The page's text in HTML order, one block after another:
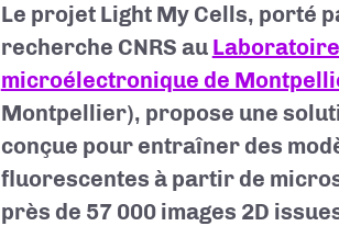
Le projet Light My Cells, porté
recherche CNRS au
microélectronique de
Montpellier), propose une
conçue pour entraîner des
fluorescentes à partir de
près de 57 000 images 2D